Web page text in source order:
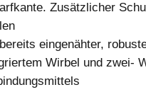
Zusätzlicher
eingenähter,
Wirbel und zwei-